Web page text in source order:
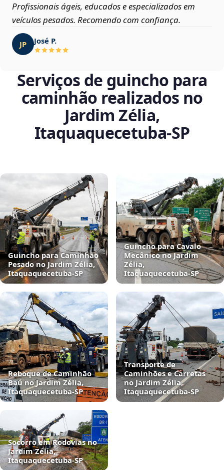
Profissionais ágeis, educados e especializados em
veículos pesados. Recomendo com confiança.
JP José P.
Serviços de guincho para
caminhão realizados no
Jardim Zélia,
Itaquaquecetuba‑SP
Guincho para Caminhão
Pesado no Jardim Zélia,
Itaquaquecetuba‑SP
Guincho para Cavalo
Mecânico no Jardim
Zélia,
Itaquaquecetuba‑SP
Reboque de Caminhão
Baú no Jardim Zélia,
Itaquaquecetuba‑SP
Transporte de
Caminhões e Carretas
no Jardim Zélia,
Itaquaquecetuba‑SP
Socorro em Rodovias no
Jardim Zélia,
Itaquaquecetuba‑SP